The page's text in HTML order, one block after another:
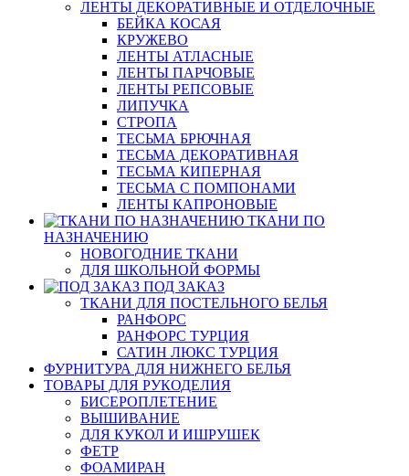
ЛЕНТЫ ДЕКОРАТИВНЫЕ И ОТДЕЛОЧНЫЕ
БЕЙКА КОСАЯ
КРУЖЕВО
ЛЕНТЫ АТЛАСНЫЕ
ЛЕНТЫ ПАРЧОВЫЕ
ЛЕНТЫ РЕПСОВЫЕ
ЛИПУЧКА
СТРОПА
ТЕСЬМА БРЮЧНАЯ
ТЕСЬМА ДЕКОРАТИВНАЯ
ТЕСЬМА КИПЕРНАЯ
ТЕСЬМА С ПОМПОНАМИ
ЛЕНТЫ КАПРОНОВЫЕ
ТКАНИ ПО
НАЗНАЧЕНИЮ
НОВОГОДНИЕ ТКАНИ
ДЛЯ ШКОЛЬНОЙ ФОРМЫ
ПОД ЗАКАЗ
ТКАНИ ДЛЯ ПОСТЕЛЬНОГО БЕЛЬЯ
РАНФОРС
РАНФОРС ТУРЦИЯ
САТИН ЛЮКС ТУРЦИЯ
ФУРНИТУРА ДЛЯ НИЖНЕГО БЕЛЬЯ
ТОВАРЫ ДЛЯ РУКОДЕЛИЯ
БИСЕРОПЛЕТЕНИЕ
ВЫШИВАНИЕ
ДЛЯ КУКОЛ И ИШРУШЕК
ФЕТР
ФОАМИРАН